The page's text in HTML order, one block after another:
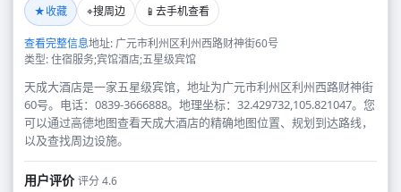
★收藏 ⌖搜周边 📱 去手机查看
查看完整信息地址: 广元市利州区利州西路财神街60号
类型: 住宿服务;宾馆酒店;五星级宾馆
天成大酒店是一家五星级宾馆，地址为广元市利州区利州西路财神街
60号。电话：0839-3666888。地理坐标：32.429732,105.821047。您
可以通过高德地图查看天成大酒店的精确地图位置、规划到达路线，
以及查找周边设施。
用户评价评分 4.6